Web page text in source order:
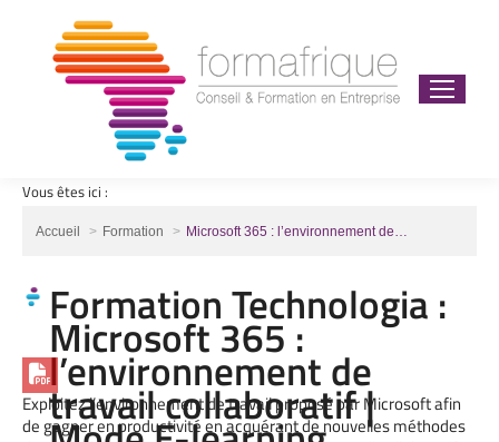
Vous êtes ici :
Vous êtes ici :
Accueil Formation Microsoft 365 : l’environnement de…
Formation Technologia :
Microsoft 365 :
l’environnement de
travail collaboratif |
Exploitez l’environnement de travail proposé par Microsoft afin
de gagner en productivité en acquérant de nouvelles méthodes